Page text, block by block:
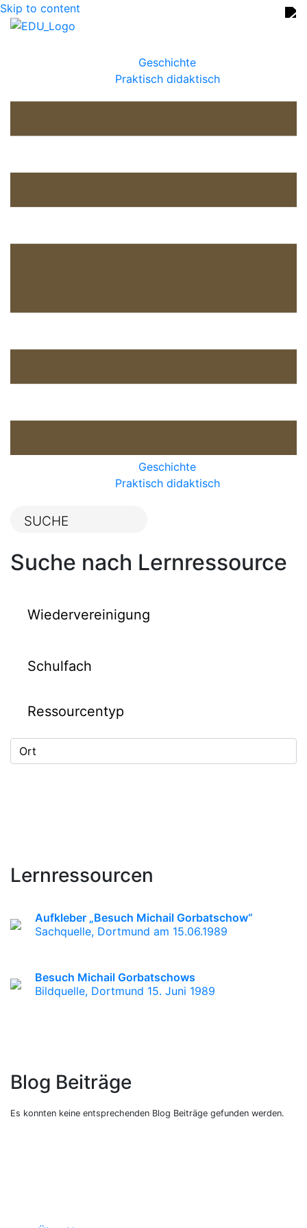
Skip to content
Geschichte
Praktisch didaktisch
Geschichte
Praktisch didaktisch
Suche nach Lernressource
Lernressourcen
Aufkleber „Besuch Michail Gorbatschow“
Sachquelle, Dortmund am 15.06.1989
Besuch Michail Gorbatschows
Bildquelle, Dortmund 15. Juni 1989
Blog Beiträge
Es konnten keine entsprechenden Blog Beiträge gefunden werden.